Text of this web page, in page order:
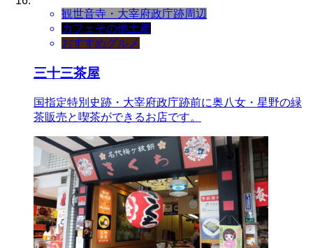
観世音寺・大宰府政庁跡周辺
カフェその他土産
おすすめグルメ
三十三茶屋
国指定特別史跡・大宰府政庁跡前に奥八女・星野の緑
茶販売と喫茶ができるお店です。